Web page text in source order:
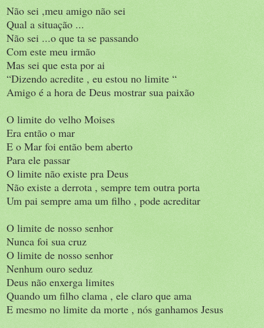
Não sei ,meu amigo não sei
Qual a situação ...
Não sei ...o que ta se passando
Com este meu irmão
Mas sei que esta por ai
“Dizendo acredite , eu estou no limite “
Amigo é a hora de Deus mostrar sua paixão
O limite do velho Moises
Era então o mar
E o Mar foi então bem aberto
Para ele passar
O limite não existe pra Deus
Não existe a derrota , sempre tem outra porta
Um pai sempre ama um filho , pode acreditar
O limite de nosso senhor
Nunca foi sua cruz
O limite de nosso senhor
Nenhum ouro seduz
Deus não enxerga limites
Quando um filho clama , ele claro que ama
E mesmo no limite da morte , nós ganhamos Jesus